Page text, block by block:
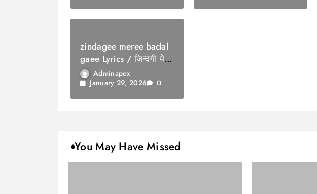
zindagee meree badal
gaee Lyrics / ज़िन्दगी मेरी
बदल गईAdminapex
January 29, 2026
0
You May Have Missed